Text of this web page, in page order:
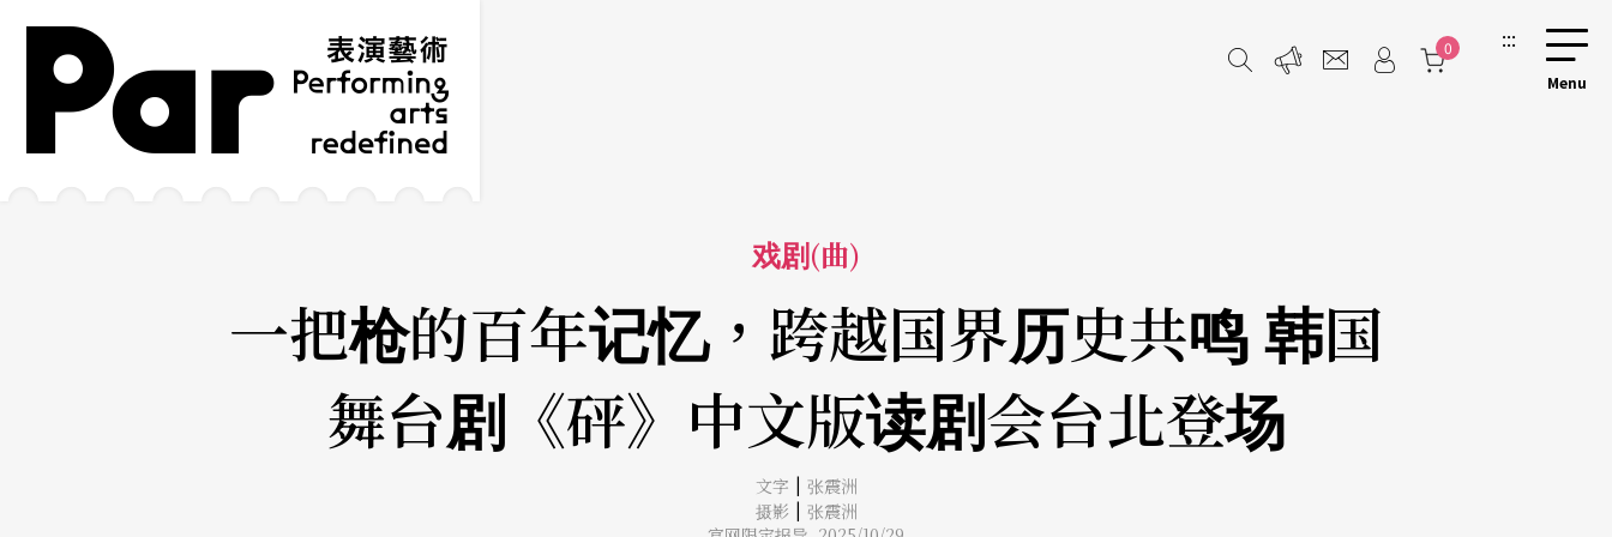
跳到主要内容区块
网站导览
0 :::
戏剧(曲)
一把枪的百年记忆，跨越国界历史共鸣 韩国
舞台剧《砰》中文版读剧会台北登场
文字 | 张震洲
摄影 | 张震洲